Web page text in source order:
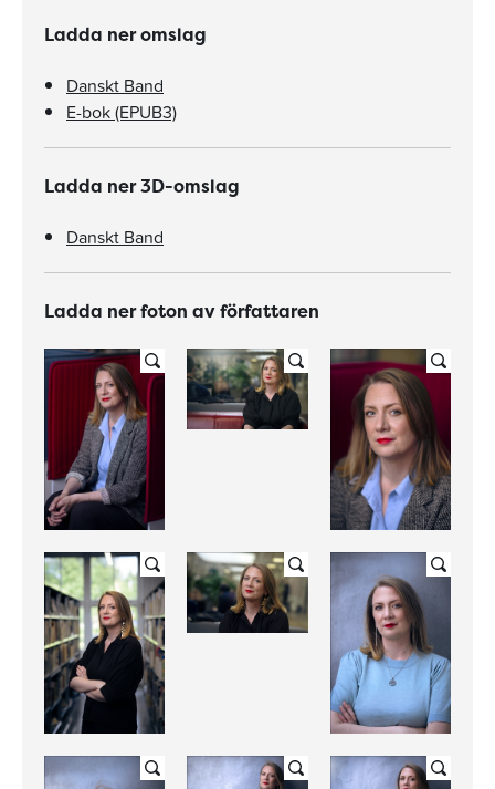
Ladda ner omslag
Danskt Band
E-bok (EPUB3)
Ladda ner 3D-omslag
Danskt Band
Ladda ner foton av författaren